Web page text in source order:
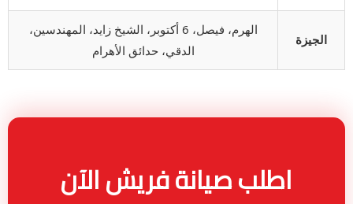
الجيزة
الهرم، فيصل، 6 أكتوبر، الشيخ زايد، المهندسين،
الدقي، حدائق الأهرام
اطلب صيانة فريش الآن